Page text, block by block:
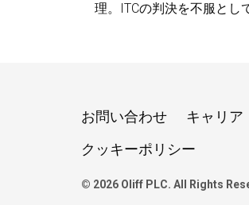
理。ITCの判決を不服とし
お問い合わせ キャリア
クッキーポリシー
© 2026 Oliff PLC. All Rights